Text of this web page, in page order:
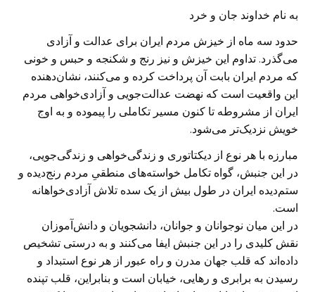
به نام خداوند جان و خرد
حدود سه ماه از خیزش مردم ایران برای عدالت و آزادی
می‌گذرد. تداوم این خیزش و نیز رنج و شکنجه و حبس و خونی
که مردم ایران بابت آن پرداخت کرده و می‌کنند، نشان‌دهنده
این واقعیت است که نهضت عدالت‌جویی و آزادی‌خواهی مردم
ایران از مشروطه تا کنون مسیر تکاملی را پیموده و به اوج
خویش نزدیک‌تر می‌شود.
مبارزه با هر نوع از دیکتاتوری و زندگی‌خواهی و زندگی‌جویی،
در این جنبش، گواه تکامل خواسته‌های منطقیِ مردم رنج‌دیده و
ستم‌دیده ایران در طول بیش از یک سده تلاش آزادی‌خواهانه
است.
در این میان نوجوانان و جوانان، دانشجویان ‌و دانش‌آموزان
نقش کلیدی را در این جنبش ایفا می‌کنند و به درستی تشخیص
داده‌اند که قلب جهان مدرن و راه عبور از هر نوع استبداد و
رسیدن به برابری و رهایی، خیابان است ‌و بنابراین، قلب تپنده